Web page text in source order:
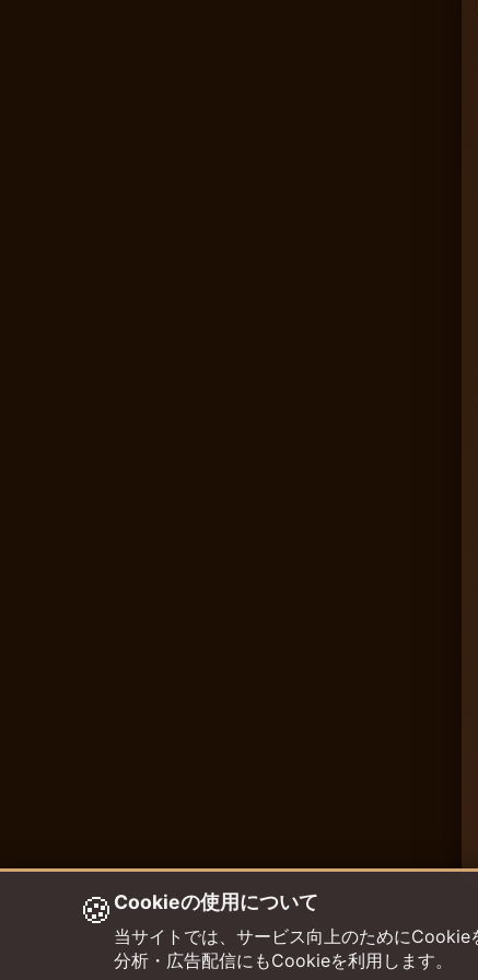
🍪 Cookieの使用について
当サイトでは、サービス向上のために
分析・広告配信にもCookieを利用します。